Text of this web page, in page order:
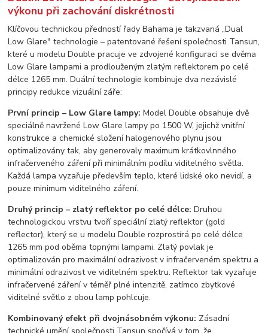
výkonu při zachování diskrétnosti
Klíčovou technickou předností řady Bahama je takzvaná „Dual
Low Glare" technologie – patentované řešení společnosti Tansun,
které u modelu Double pracuje ve zdvojené konfiguraci se dvěma
Low Glare lampami a prodlouženým zlatým reflektorem po celé
délce 1265 mm. Duální technologie kombinuje dva nezávislé
principy redukce vizuální záře:
První princip – Low Glare lampy: Model Double obsahuje dvě
speciálně navržené Low Glare lampy po 1500 W, jejichž vnitřní
konstrukce a chemické složení halogenového plynu jsou
optimalizovány tak, aby generovaly maximum krátkovlnného
infračerveného záření při minimálním podílu viditelného světla.
Každá lampa vyzařuje především teplo, které lidské oko nevidí, a
pouze minimum viditelného záření.
Druhý princip – zlatý reflektor po celé délce: Druhou
technologickou vrstvu tvoří speciální zlatý reflektor (gold
reflector), který se u modelu Double rozprostírá po celé délce
1265 mm pod oběma topnými lampami. Zlatý povlak je
optimalizován pro maximální odrazivost v infračerveném spektru a
minimální odrazivost ve viditelném spektru. Reflektor tak vyzařuje
infračervené záření v téměř plné intenzitě, zatímco zbytkové
viditelné světlo z obou lamp pohlcuje.
Kombinovaný efekt při dvojnásobném výkonu: Zásadní
technické umění společnosti Tansun spočívá v tom, že